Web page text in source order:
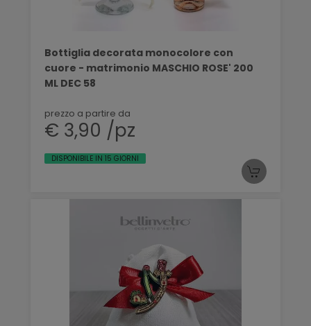
Bottiglia decorata monocolore con
cuore - matrimonio MASCHIO ROSE' 200
ML DEC 58
prezzo a partire da
€ 3,90 /pz
DISPONIBILE IN 15 GIORNI